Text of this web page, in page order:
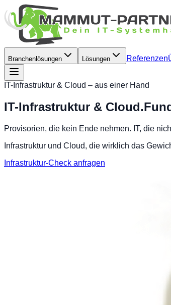
Branchenlösungen Lösungen Referenzen
IT-Infrastruktur & Cloud – aus einer Hand
IT-Infrastruktur & Cloud.
Provisorien, die kein Ende nehmen. IT, die
Infrastruktur und Cloud, die wirklich das
Infrastruktur-Check anfragen